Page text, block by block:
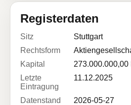
Registerdaten
Sitz
Stuttgart
Rechtsform
Kapital
273.000.000,00
Letzte
Eintragung
11.12.2025
Datenstand
2026-05-27